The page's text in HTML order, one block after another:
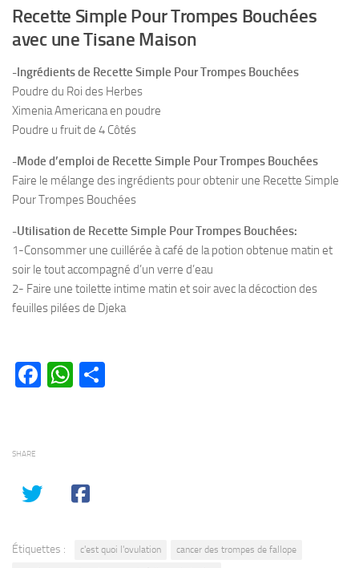
Recette Simple Pour Trompes Bouchées
avec une Tisane Maison
-Ingrédients de Recette Simple Pour Trompes Bouchées
Poudre du Roi des Herbes
Ximenia Americana en poudre
Poudre u fruit de 4 Côtés
-Mode d’emploi de Recette Simple Pour Trompes Bouchées
Faire le mélange des ingrédients pour obtenir une Recette Simple
Pour Trompes Bouchées
-Utilisation de Recette Simple Pour Trompes Bouchées:
1-Consommer une cuillérée à café de la potion obtenue matin et
soir le tout accompagné d’un verre d’eau
2- Faire une toilette intime matin et soir avec la décoction des
feuilles pilées de Djeka
Facebook
WhatsApp
SHARE
Étiquettes : c'est quoi l'ovulation
cancer des trompes de fallope